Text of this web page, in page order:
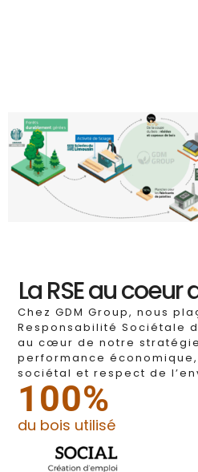
La RSE au coeur
Chez GDM Group, nous
Responsabilité Sociétale
au cœur de notre
performance
sociétal et respect de
du bois utilisé
100%